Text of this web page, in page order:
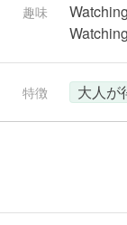
趣味
特徴 大人が